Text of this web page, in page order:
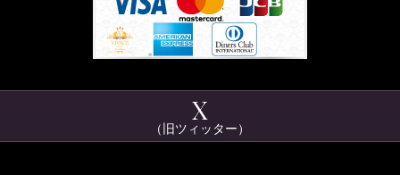
X
（旧ツィッター）